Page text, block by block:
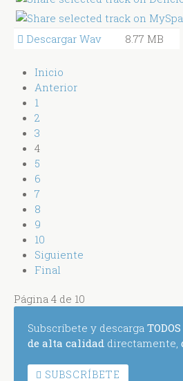
Descargar Wav 8.77 MB
Inicio
Anterior
1
2
3
4
5
6
7
8
9
10
Siguiente
Final
Página 4 de 10
Subscríbete y descarga TODOS
de alta calidad directamente,
SUBSCRÍBETE